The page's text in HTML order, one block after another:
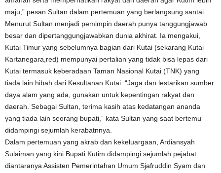
maju,” pesan Sultan dalam pertemuan yang berlangsung santai.
Menurut Sultan menjadi pemimpin daerah punya tanggungjawab
besar dan dipertanggungjawabkan dunia akhirat. Ia mengakui,
Kutai Timur yang sebelumnya bagian dari Kutai (sekarang Kutai
Kartanegara,red) mempunyai pertalian yang tidak bisa lepas dari
Kutai termasuk keberadaan Taman Nasional Kutai (TNK) yang
tiada lain hibah dari Kesultanan Kutai. “Jaga dan lestarikan sumber
daya alam yang ada, gunakan untuk kepentingan rakyat dan
daerah. Sebagai Sultan, terima kasih atas kedatangan ananda
yang tiada lain seorang bupati,” kata Sultan yang saat bertemu
didampingi sejumlah kerabatnnya.
Dalam pertemuan yang akrab dan kekeluargaan, Ardiansyah
Sulaiman yang kini Bupati Kutim didampingi sejumlah pejabat
diantaranya Assisten Pemerintahan Umum Sjafruddin Syam dan